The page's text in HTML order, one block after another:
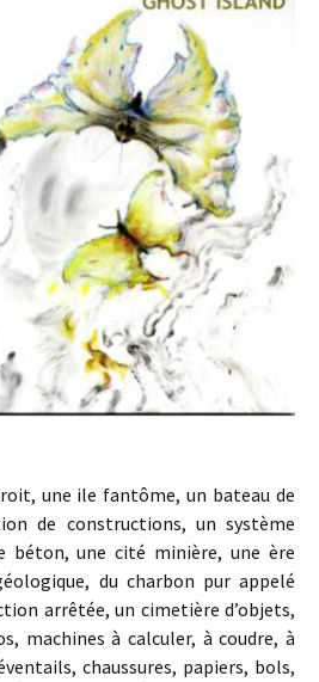
une ile fantôme, un bateau de
de constructions, un système
béton, une cité minière, une ère
du charbon pur appelé
arrêtée, un cimetière d’objets,
machines à calculer, à coudre, à
chaussures, papiers, bols,